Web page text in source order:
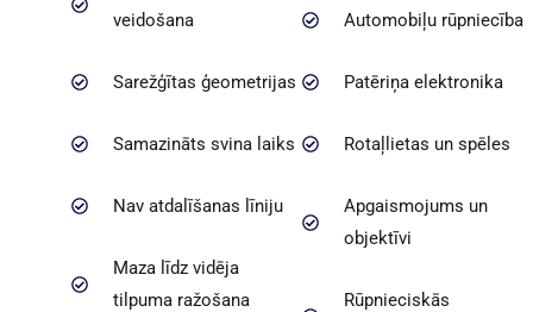
veidošana
Sarežģītas ģeometrijas
Samazināts svina laiks
Nav atdalīšanas līniju
Maza līdz vidēja
tilpuma ražošana
Automobiļu rūpniecība
Patēriņa elektronika
Rotaļlietas un spēles
Apgaismojums un
objektīvi
Rūpnieciskās